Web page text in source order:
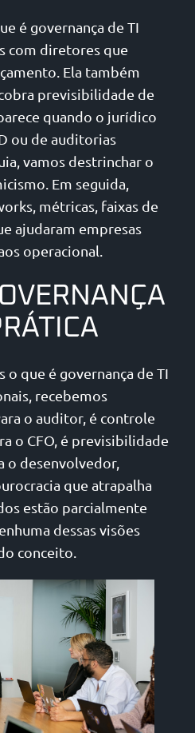
é governança de TI
com diretores que
Ela também
previsibilidade de
quando o jurídico
ou de auditorias
vamos destrinchar o
Em seguida,
métricas, faixas de
ajudaram empresas
operacional.
que é governança de TI
recebemos
o auditor, é controle
o CFO, é previsibilidade
o desenvolvedor,
que atrapalha
estão parcialmente
dessas visões
conceito.